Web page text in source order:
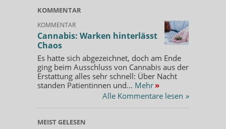
KOMMENTAR
KOMMENTAR
Cannabis: Warken hinterlässt
Chaos
Es hatte sich abgezeichnet, doch am Ende
ging beim Ausschluss von Cannabis aus der
Erstattung alles sehr schnell: Über Nacht
standen Patientinnen und... Mehr »
Alle Kommentare lesen »
MEIST GELESEN